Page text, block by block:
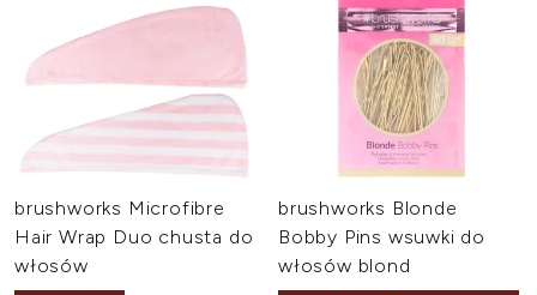
brushworks Microfibre
Hair Wrap Duo chusta do
włosów
brushworks Blonde
Bobby Pins wsuwki do
włosów blond